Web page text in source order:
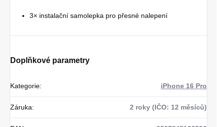
3× instalační samolepka pro přesné nalepení
Doplňkové parametry
Kategorie: iPhone 16 Pro
Záruka: 2 roky (IČO: 12 měsíců)